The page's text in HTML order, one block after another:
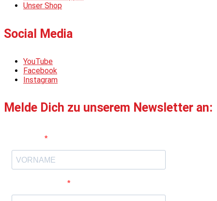
Unser Shop
Social Media
YouTube
Facebook
Instagram
Melde Dich zu unserem Newsletter an: